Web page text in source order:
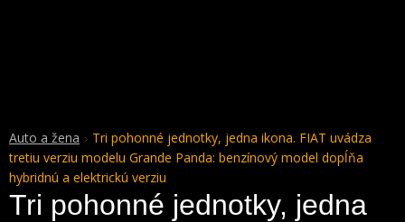
Auto a žena
Tri pohonné jednotky, jedna ikona. FIAT uvádza
tretiu verziu modelu Grande Panda: benzínový model dopĺňa
hybridnú a elektrickú verziu
Tri pohonné jednotky, jedna